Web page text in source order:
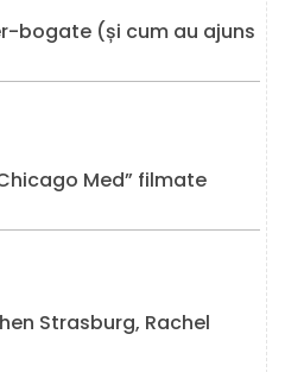
bogate (și cum au ajuns
Med” filmate
Strasburg, Rachel